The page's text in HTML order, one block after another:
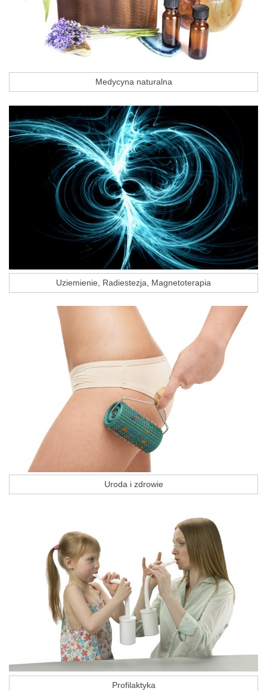
Medycyna naturalna
Uziemienie, Radiestezja, Magnetoterapia
Uroda i zdrowie
Profilaktyka